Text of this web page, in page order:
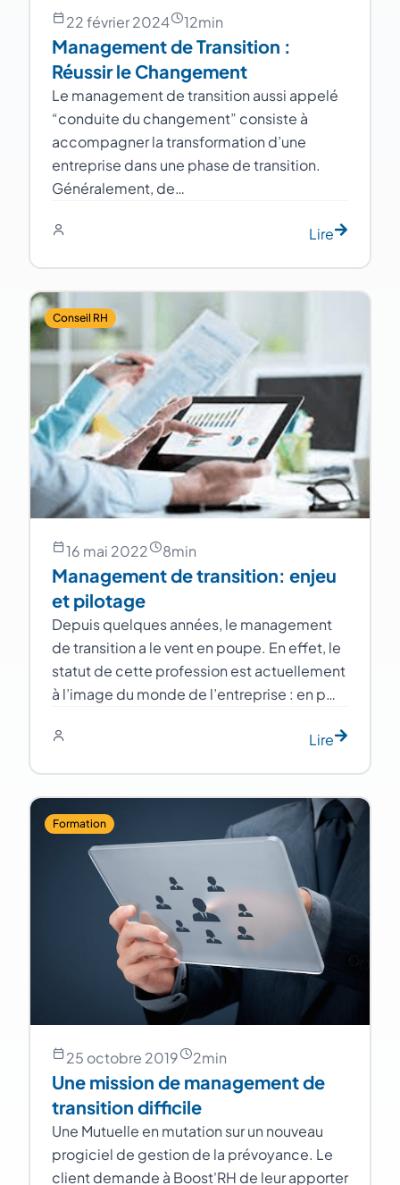
22 février 2024 12min
Management de Transition :
Réussir le Changement
Le management de transition aussi appelé
“conduite du changement” consiste à
accompagner la transformation d’une
entreprise dans une phase de transition.
Généralement, de…
Lire
Conseil RH
16 mai 2022 8min
Management de transition: enjeu
et pilotage
Depuis quelques années, le management
de transition a le vent en poupe. En effet, le
statut de cette profession est actuellement
à l’image du monde de l’entreprise : en p…
Lire
Formation
25 octobre 2019 2min
Une mission de management de
transition difficile
Une Mutuelle en mutation sur un nouveau
progiciel de gestion de la prévoyance. Le
client demande à Boost'RH de leur apporter